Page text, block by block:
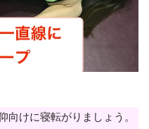
向けに寝転がりましょう。